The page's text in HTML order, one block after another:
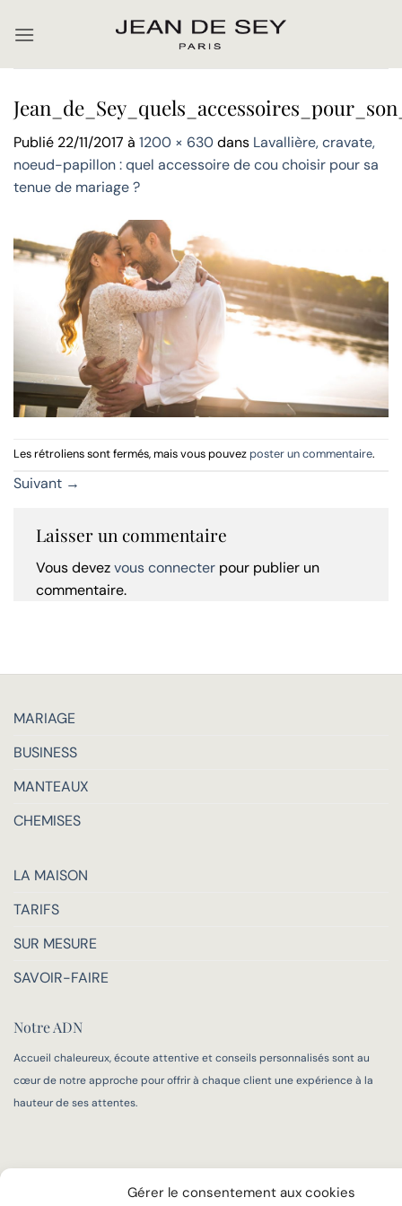
Gérer le consentement aux cookies
Publié 22/11/2017 à 1200 × 630dans Lavallière, cravate,
noeud-papillon : quel accessoire de cou choisir pour sa
tenue de mariage ?
Les rétroliens sont fermés, mais vous pouvez poster un commentaire.
Suivant →
Laisser un commentaire
Vous devezvous connecter pour publier un
commentaire.
MARIAGE
BUSINESS
MANTEAUX
CHEMISES
LA MAISON
TARIFS
SUR MESURE
SAVOIR-FAIRE
Notre ADN
Accueil chaleureux, écoute attentive et conseils personnalisés sont au
cœur de notre approche pour offrir à chaque client une expérience à la
hauteur de ses attentes.
MENTIONS LÉGALES POLITIQUE DE COOKIES (UE)